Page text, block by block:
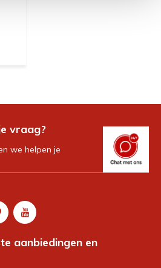
vraag?
we helpen je
aanbiedingen en